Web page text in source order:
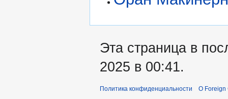
Эта страница в
2025 в 00:41.
Политика конфиденциальности О Foreign